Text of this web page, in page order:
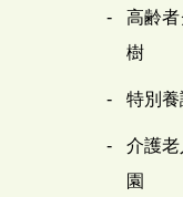
高齢
樹
特別
介護
園